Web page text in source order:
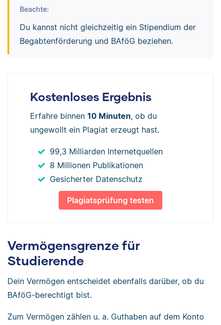
Beachte:
Du kannst nicht gleichzeitig ein Stipendium der
Begabtenförderung und BAföG beziehen.
Kostenloses Ergebnis
Erfahre binnen 10 Minuten , ob du
ungewollt ein Plagiat erzeugt hast.
99,3 Milliarden Internetquellen
8 Millionen Publikationen
Gesicherter Datenschutz
Plagiatsprüfung testen
Vermögensgrenze für
Studierende
Dein Vermögen entscheidet ebenfalls darüber, ob du
BAföG-berechtigt bist.
Zum Vermögen zählen u. a. Guthaben auf dem Konto